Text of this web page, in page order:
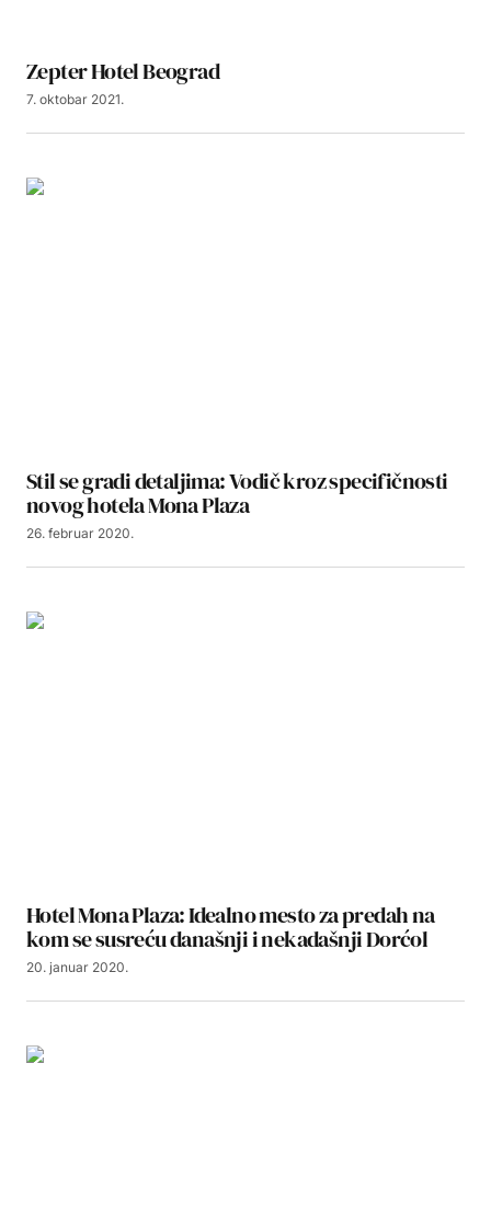
Zepter Hotel Beograd
7. oktobar 2021.
Stil se gradi detaljima: Vodič kroz specifičnosti
novog hotela Mona Plaza
26. februar 2020.
Hotel Mona Plaza: Idealno mesto za predah na
kom se susreću današnji i nekadašnji Dorćol
20. januar 2020.